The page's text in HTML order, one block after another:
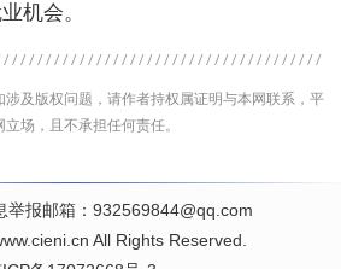
机会。
及版权问题，请作者持权属证明与本网联系，平
场，且不承担任何责任。
举报邮箱：932569844@qq.com
All Rights Reserved.